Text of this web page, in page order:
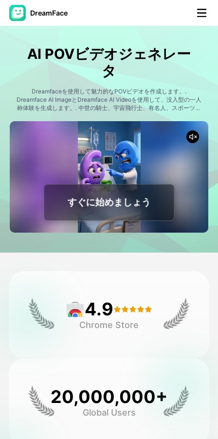
DreamFace
アバター動画
製品ニュース製品案内会社案内
人工知能の写真 ▼
すべてのツールを見る
アバター動画
▼
その他のツール
AI POVビデオジェネレー
タ
Dreamfaceを使用して魅力的なPOVビデオを作成します。.
Dreamface AI ImageとDreamface AI Videoを使用して、没入型の一人
称体験を生成します。. 中世の騎士、宇宙飛行士、有名人、スポーツ選
ービデオ、冒険、シミュレーション、歴史的エンターテイメント、フ
ァンタジーツアー、映画の視覚効果とダイナミックな動きを備えたバ
イラルソーシャルメディアコンテンツを作成します。.
すぐに始めましょう
4.9
Chrome Store
20,000,000+
Global Users